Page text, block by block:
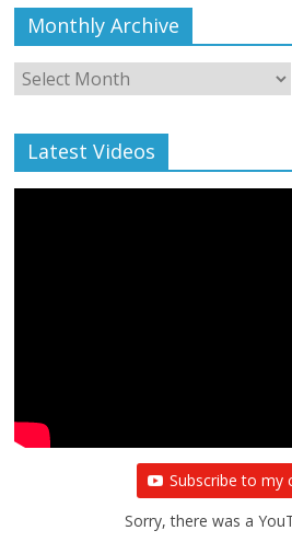
Monthly Archive
Monthly
Archive
Latest Videos
Subscribe to my
Sorry, there was a